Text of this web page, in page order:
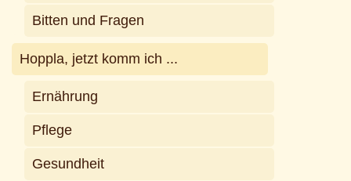
Bitten und Fragen
Hoppla, jetzt komm ich ...
Ernährung
Pflege
Gesundheit